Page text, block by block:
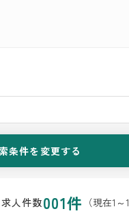
条件を変更する
求人件数001件 （現在1 ～1